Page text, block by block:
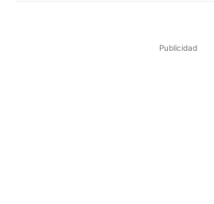
Publicidad